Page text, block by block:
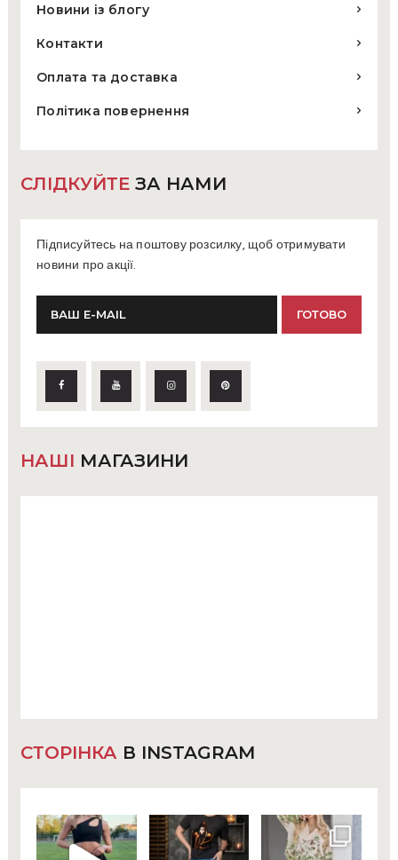
Новини із блогу
Контакти
Оплата та доставка
Політика повернення
СЛІДКУЙТЕ ЗА НАМИ
Підписуйтесь на поштову розсилку, щоб отримувати
новини про акції.
НАШІ МАГАЗИНИ
СТОРІНКА В INSTAGRAM